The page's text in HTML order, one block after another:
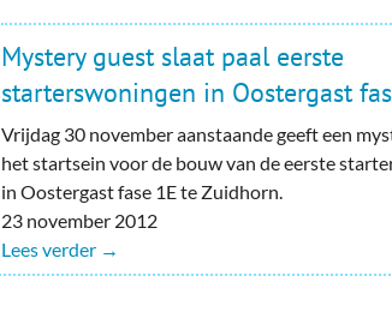
Mystery guest slaat paal eerste
starterswoningen in Oostergast
Vrijdag 30 november aanstaande geeft een
het startsein voor de bouw van de eerste
in Oostergast fase 1E te Zuidhorn.
23 november 2012
Lees verder →